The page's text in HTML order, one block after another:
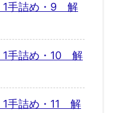
1手詰め・9 解
手詰め・10 解
手詰め・11 解